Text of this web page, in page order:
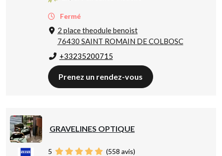
Fermé
2 place theodule benoist
76430 SAINT ROMAIN DE COLBOSC
+33235200715
Prenez un rendez-vous
GRAVELINES OPTIQUE
5 (558 avis)